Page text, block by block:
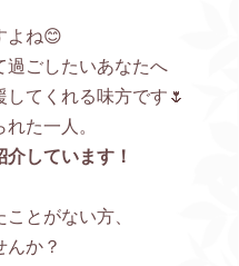
よね😊
過ごしたいあなたへ
てくれる味方です🌷
た一人。
しています！
とがない方、
んか？